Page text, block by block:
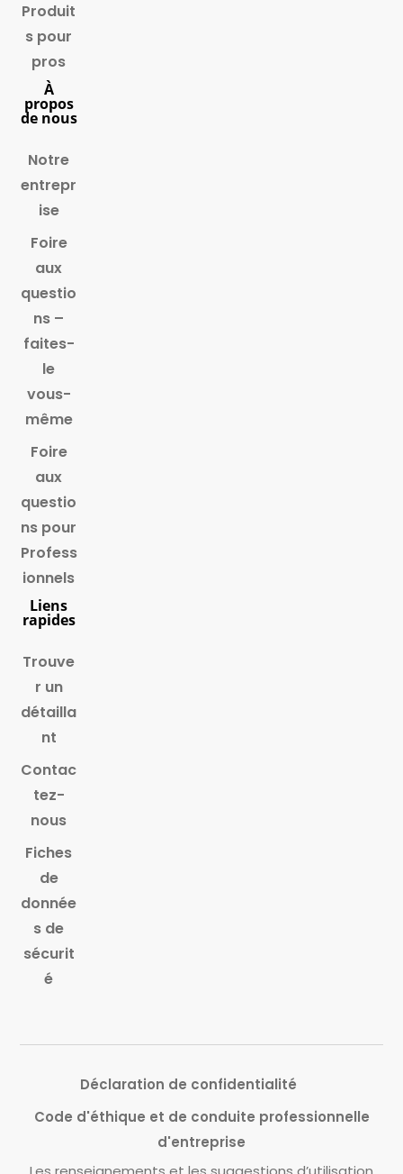
Produit
s pour
pros
À
propos
de nous
Notre
entrepr
ise
Foire
aux
questio
ns –
faites-
le
vous-
même
Foire
aux
questio
ns pour
Profess
ionnels
Liens
rapides
Trouve
r un
détailla
nt
Contac
tez-
nous
Fiches
de
donnée
s de
sécurit
é
Déclaration de confidentialité
Code d'éthique et de conduite professionnelle
d'entreprise